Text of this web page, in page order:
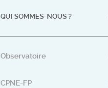
QUI SOMMES-NOUS ?
Observatoire
CPNE-FP